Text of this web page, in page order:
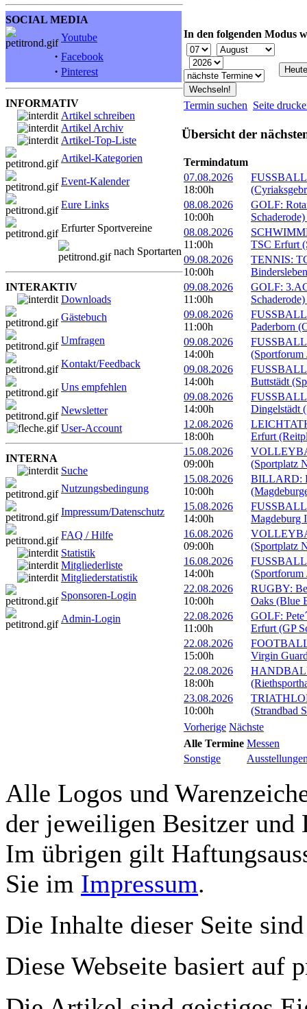
SOCIAL MEDIA
Youtube
· Facebook
· Pinterest
INFORMATIV
Artikel schreiben
Artikel Archiv
Artikel-Top-Liste
Artikel-Kategorien
Event-Kalender
Eure Links
Erfurter Sportvereine
nach Sportarten
INTERAKTIV
Downloads
Gästebuch
Umfragen
Kontakt/Feedback
Uns empfehlen
Newsletter
User-Account
INTERNA
Suche
Nutzungsbedingung
Impressum/Datenschutz
FAQ / Hilfe
Statistik
Mitgliederliste
Mitgliederstatistik
Sponsoren-Login
Admin-Login
In den folgenden Modus
Termin suchen Seite
Übersicht der
Termindatum
07.08.2026
18:00h
08.08.2026
10:00h
GOLF:
08.08.2026
11:00h
TSC Erfurt
09.08.2026
10:00h
TENNIS:
09.08.2026
11:00h
GOLF:
09.08.2026
11:00h
Paderborn
09.08.2026
14:00h
(Sportforum
09.08.2026
14:00h
Buttstädt
09.08.2026
14:00h
Dingelstädt
12.08.2026
18:00h
Erfurt
15.08.2026
09:00h
(Sportplatz
15.08.2026
10:00h
BILLARD:
15.08.2026
14:00h
Magdeburg
16.08.2026
09:00h
(Sportplatz
16.08.2026
14:00h
(Sportforum
22.08.2026
10:00h
RUGBY:
Oaks (Blue
22.08.2026
11:00h
GOLF:
Erfurt (GP
22.08.2026
15:00h
Virgin
22.08.2026
18:00h
23.08.2026
10:00h
(Strandbad
Vorherige Nächste
Alle Termine Messen
Sonstige
Alle Logos und
der jeweiligen Besitzer und
Im übrigen gilt
Sie im Impressum.
Die Inhalte dieser Seite
Diese Webseite basiert auf